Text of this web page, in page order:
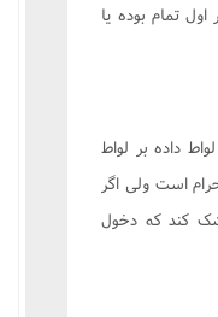
تمام بوده يا
داده بر لواط
است ولى اگر
کند که دخول